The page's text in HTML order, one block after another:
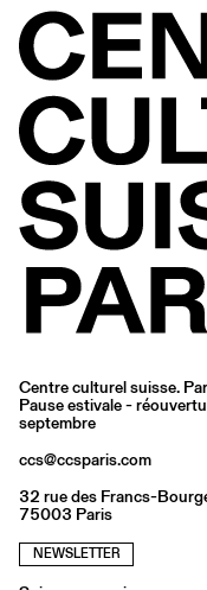
Centre culturel suisse.
Pause estivale -
septembre
ccs@ccsparis.com
32 rue des Francs-
75003 Paris
NEWSLETTER